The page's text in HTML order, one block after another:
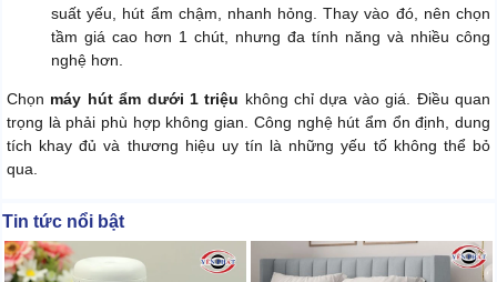
suất yếu, hút ẩm chậm, nhanh hỏng. Thay vào đó, nên chọn
tầm giá cao hơn 1 chút, nhưng đa tính năng và nhiều công
nghệ hơn.
Chọn máy hút ẩm dưới 1 triệu không chỉ dựa vào giá. Điều quan
trọng là phải phù hợp không gian. Công nghệ hút ẩm ổn định, dung
tích khay đủ và thương hiệu uy tín là những yếu tố không thể bỏ
qua.
Tin tức nổi bật